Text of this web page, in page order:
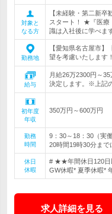
対象と
なる方
【未経験・第二新
スタート！ ★『医療
識は入社後に学べま
勤務地
【愛知県名古屋市
望を考慮いたします
給与
月給26万2300円～
決定します。※上記
初年度
年収
350万円～600万円
勤務
時間
9：30～18：30（実
20時間19時30分まで
休日
休暇
# ★★年間休日120日
GW休暇* 夏季休暇*
求人詳細を見る